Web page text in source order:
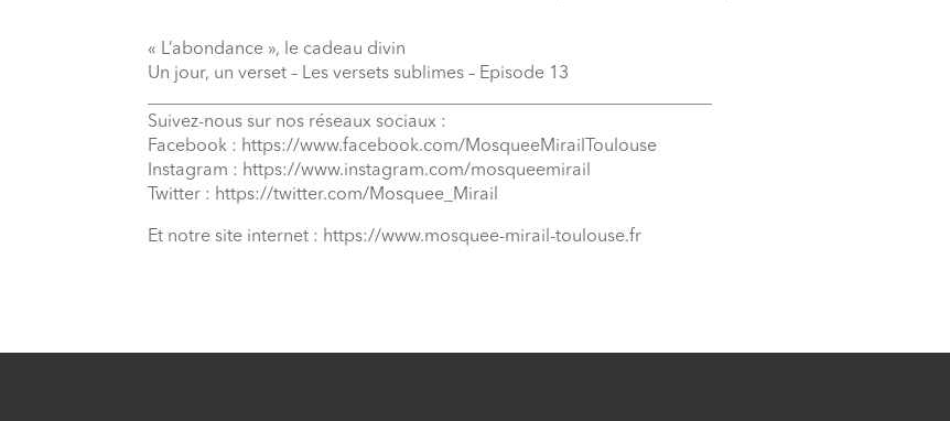
« L’abondance », le cadeau divin
Un jour, un verset – Les versets sublimes – Episode 13
Suivez-nous sur nos réseaux sociaux :
Facebook : https://www.facebook.com/MosqueeMirailToulouse
Instagram : https://www.instagram.com/mosqueemirail
Twitter : https://twitter.com/Mosquee_Mirail
Et notre site internet : https://www.mosquee-mirail-toulouse.fr